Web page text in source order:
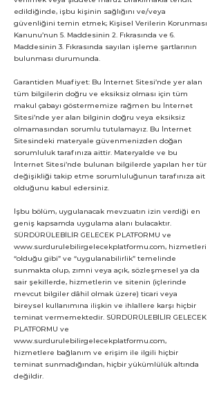
edildiğinde, işbu kişinin sağlığını ve/veya
güvenliğini temin etmek; Kişisel Verilerin Korunması
Kanunu’nun 5. Maddesinin 2. Fıkrasında ve 6.
Maddesinin 3. Fıkrasında sayılan işleme şartlarının
bulunması durumunda.
Garantiden Muafiyet: Bu İnternet Sitesi’nde yer alan
tüm bilgilerin doğru ve eksiksiz olması için tüm
makul çabayı göstermemize rağmen bu İnternet
Sitesi’nde yer alan bilginin doğru veya eksiksiz
olmamasından sorumlu tutulamayız. Bu İnternet
Sitesindeki materyale güvenmenizden doğan
sorumluluk tarafınıza aittir. Materyalde ve bu
İnternet Sitesi’nde bulunan bilgilerde yapılan her tür
değişikliği takip etme sorumluluğunun tarafınıza ait
olduğunu kabul edersiniz.
İşbu bölüm, uygulanacak mevzuatın izin verdiği en
geniş kapsamda uygulama alanı bulacaktır.
SÜRDÜRÜLEBİLİR GELECEK PLATFORMU ve
www.surdurulebilirgelecekplatformu.com, hizmetleri
“olduğu gibi” ve “uygulanabilirlik” temelinde
sunmakta olup, zımni veya açık, sözleşmesel ya da
sair şekillerde, hizmetlerin ve sitenin (içlerinde
mevcut bilgiler dâhil olmak üzere) ticari veya
bireysel kullanımına ilişkin ve ihlallere karşı hiçbir
teminat vermemektedir. SÜRDÜRÜLEBİLİR GELECEK
PLATFORMU ve
www.surdurulebilirgelecekplatformu.com,
hizmetlere bağlanım ve erişim ile ilgili hiçbir
teminat sunmadığından, hiçbir yükümlülük altında
değildir.